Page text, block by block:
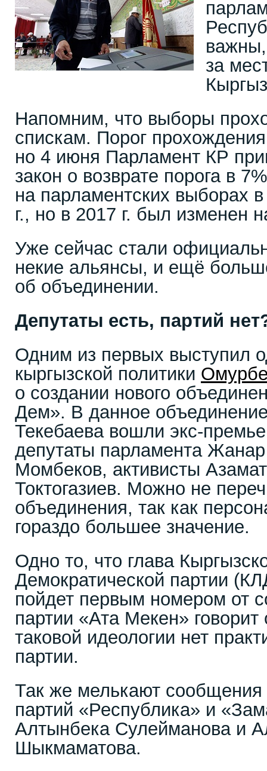
важны,
за
Напомним, что выборы
спискам. Порог
но 4 июня Парламент КР
закон о возврате порога в
на парламентских выборах
г., но в 2017 г. был изменен
Уже сейчас стали
некие альянсы, и ещё
об объединении.
Депутаты есть, партий
Одним из первых выступил
кыргызской политики
о создании нового
Дем». В данное
Текебаева вошли экс-
депутаты парламента
Момбеков, активисты
Токтогазиев. Можно не
объединения, так как
гораздо большее значение.
Одно то, что глава
Демократической партии
пойдет первым номером от
партии «Ата Мекен» говорит
таковой идеологии нет
партии.
Так же мелькают
партий «Республика» и
Алтынбека Сулейманова и
Шыкмаматова.